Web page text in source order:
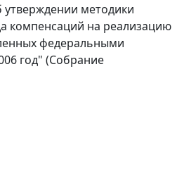
утверждении методики
компенсаций на реализацию
федеральными
год" (Собрание